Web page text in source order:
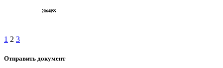
1 2 3
Отправить документ